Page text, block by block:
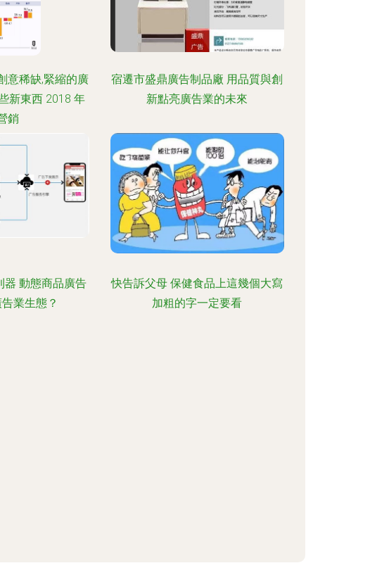
意稀缺,緊縮的廣
新東西 2018 年
銷
宿遷市盛鼎廣告制品廠 用品質與創
新點亮廣告業的未來
器 動態商品廣告
業生態？
快告訴父母 保健食品上這幾個大寫
加粗的字一定要看